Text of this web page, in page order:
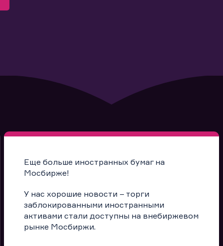
Еще больше иностранных бумаг на
Мосбирже!
У нас хорошие новости – торги
заблокированными иностранными
активами стали доступны на внебиржевом
рынке Мосбиржи.